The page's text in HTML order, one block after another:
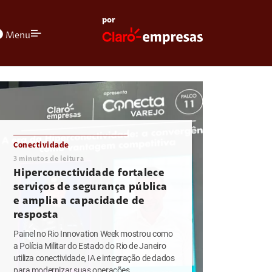
Menu
por
Conectividade
3 minutos de leitura
Hiperconectividade fortalece
serviços de segurança pública
e amplia a capacidade de
resposta
Painel no Rio Innovation Week mostrou como
a Polícia Militar do Estado do Rio de Janeiro
utiliza conectividade, IA e integração de dados